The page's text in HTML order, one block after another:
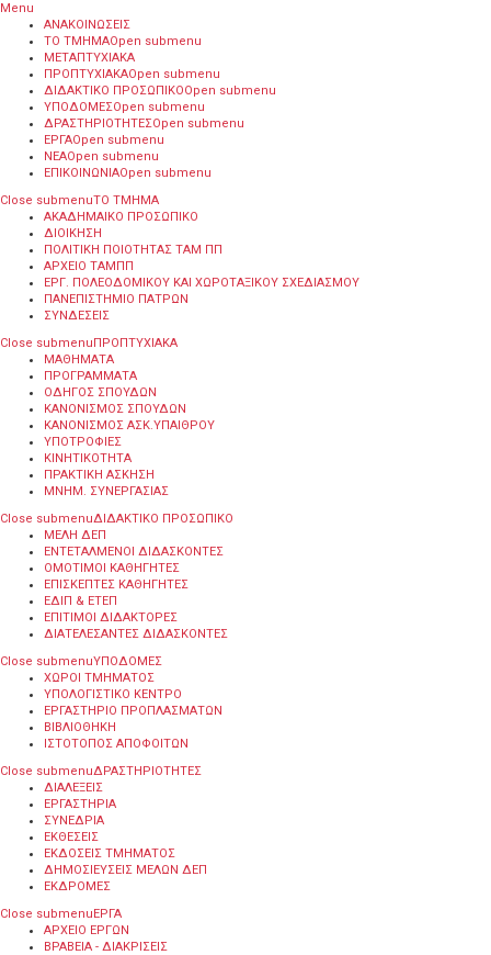
Menu
ΑΝΑΚΟΙΝΩΣΕΙΣ
ΤΟ ΤΜΗΜΑOpen submenu
ΜΕΤΑΠΤΥΧΙΑΚΑ
ΠΡΟΠΤΥΧΙΑΚΑOpen submenu
ΔΙΔΑΚΤΙΚΟ ΠΡΟΣΩΠΙΚΟOpen submenu
ΥΠΟΔΟΜΕΣOpen submenu
ΔΡΑΣΤΗΡΙΟΤΗΤΕΣOpen submenu
ΕΡΓΑOpen submenu
ΝΕΑOpen submenu
ΕΠΙΚΟΙΝΩΝΙΑOpen submenu
Close submenuΤΟ ΤΜΗΜΑ
ΑΚΑΔΗΜΑΙΚΟ ΠΡΟΣΩΠΙΚΟ
ΔΙΟΙΚΗΣΗ
ΠΟΛΙΤΙΚΗ ΠΟΙΟΤΗΤΑΣ ΤΑΜ ΠΠ
ΑΡΧΕΙΟ ΤΑΜΠΠ
ΕΡΓ. ΠΟΛΕΟΔΟΜΙΚΟΥ ΚΑΙ ΧΩΡΟΤΑΞΙΚΟΥ ΣΧΕΔΙΑΣΜΟΥ
ΠΑΝΕΠΙΣΤΗΜΙΟ ΠΑΤΡΩΝ
ΣΥΝΔΕΣΕΙΣ
Close submenuΠΡΟΠΤΥΧΙΑΚΑ
ΜΑΘΗΜΑΤΑ
ΠΡΟΓΡΑΜΜΑΤΑ
ΟΔΗΓΟΣ ΣΠΟΥΔΩΝ
ΚΑΝΟΝΙΣΜΟΣ ΣΠΟΥΔΩΝ
ΚΑΝΟΝΙΣΜΟΣ ΑΣΚ.ΥΠΑΙΘΡΟΥ
ΥΠΟΤΡΟΦΙΕΣ
ΚΙΝΗΤΙΚΟΤΗΤΑ
ΠΡΑΚΤΙΚΗ ΑΣΚΗΣΗ
ΜΝΗΜ. ΣΥΝΕΡΓΑΣΙΑΣ
Close submenuΔΙΔΑΚΤΙΚΟ ΠΡΟΣΩΠΙΚΟ
ΜΕΛΗ ΔΕΠ
ΕΝΤΕΤΑΛΜΕΝΟΙ ΔΙΔΑΣΚΟΝΤΕΣ
ΟΜΟΤΙΜΟΙ ΚΑΘΗΓΗΤΕΣ
ΕΠΙΣΚΕΠΤΕΣ ΚΑΘΗΓΗΤΕΣ
ΕΔΙΠ & ΕΤΕΠ
ΕΠΙΤΙΜΟΙ ΔΙΔΑΚΤΟΡΕΣ
ΔΙΑΤΕΛΕΣΑΝΤΕΣ ΔΙΔΑΣΚΟΝΤΕΣ
Close submenuΥΠΟΔΟΜΕΣ
ΧΩΡΟΙ ΤΜΗΜΑΤΟΣ
ΥΠΟΛΟΓΙΣΤΙΚΟ ΚΕΝΤΡΟ
ΕΡΓΑΣΤΗΡΙΟ ΠΡΟΠΛΑΣΜΑΤΩΝ
ΒΙΒΛΙΟΘΗΚΗ
ΙΣΤΟΤΟΠΟΣ ΑΠΟΦΟΙΤΩΝ
Close submenuΔΡΑΣΤΗΡΙΟΤΗΤΕΣ
ΔΙΑΛΕΞΕΙΣ
ΕΡΓΑΣΤΗΡΙΑ
ΣΥΝΕΔΡΙΑ
ΕΚΘΕΣΕΙΣ
ΕΚΔΟΣΕΙΣ ΤΜΗΜΑΤΟΣ
ΔΗΜΟΣΙΕΥΣΕΙΣ ΜΕΛΩΝ ΔΕΠ
ΕΚΔΡΟΜΕΣ
Close submenuΕΡΓΑ
ΑΡΧΕΙΟ ΕΡΓΩΝ
ΒΡΑΒΕΙΑ - ΔΙΑΚΡΙΣΕΙΣ